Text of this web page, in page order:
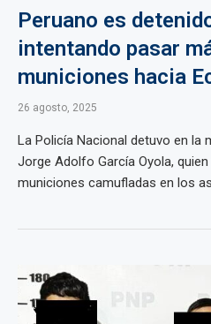
Peruano es
intentando pasar
municiones hacia
26 agosto, 2025
La Policía Nacional detuvo en la
Jorge Adolfo García Oyola,
municiones camufladas en los